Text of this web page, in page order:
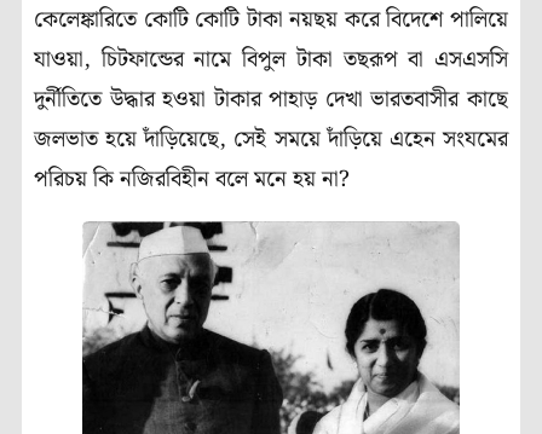
কেলেঙ্কারিতে কোটি কোটি টাকা নয়ছয় করে বিদেশে পালিয়ে
যাওয়া, চিটফান্ডের নামে বিপুল টাকা তছরূপ বা এসএসসি
দুর্নীতিতে উদ্ধার হওয়া টাকার পাহাড় দেখা ভারতবাসীর কাছে
জলভাত হয়ে দাঁড়িয়েছে, সেই সময়ে দাঁড়িয়ে এহেন সংযমের
পরিচয় কি নজিরবিহীন বলে মনে হয় না?